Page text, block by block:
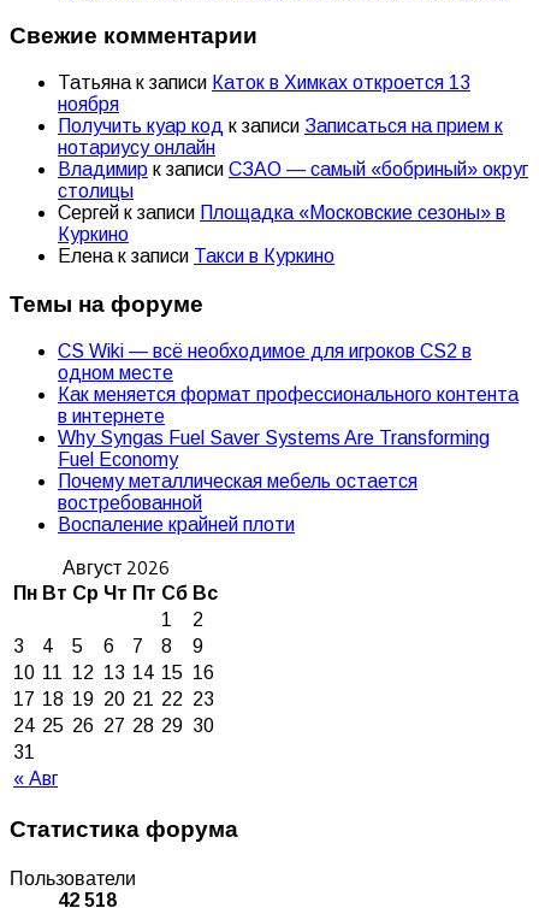
Свежие комментарии
Татьяна к записи Каток в Химках откроется 13
ноября
Получить куар код к записи Записаться на прием к
нотариусу онлайн
Владимир к записи СЗАО — самый «бобриный» округ
столицы
Сергей к записи Площадка «Московские сезоны» в
Куркино
Елена к записи Такси в Куркино
Темы на форуме
CS Wiki — всё необходимое для игроков CS2 в
одном месте
Как меняется формат профессионального контента
в интернете
Why Syngas Fuel Saver Systems Are Transforming
Fuel Economy
Почему металлическая мебель остается
востребованной
Воспаление крайней плоти
Август 2026
Пн Вт Ср Чт Пт Сб Вс
« Авг
1
2
3
4 5 6 7 8
9
10 11 12 13 14 15 16
17 18 19 20 21 22 23
24 25 26 27 28 29 30
31
Статистика форума
Пользователи
42 518